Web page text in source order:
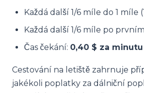
Každá další 1/6 míle do 1 míle
Každá další 1/6 míle po
Čas čekání: 0,40 $ za minutu
Cestování na letiště zahrnuje
jakékoli poplatky za dálniční